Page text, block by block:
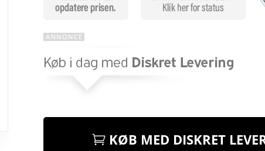
KØB MED DISKRET